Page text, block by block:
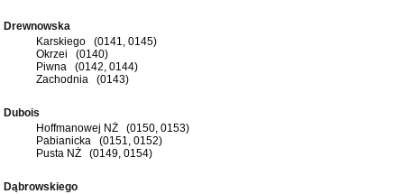
Drewnowska
Karskiego (0141, 0145)
Okrzei (0140)
Piwna (0142, 0144)
Zachodnia (0143)
Dubois
Hoffmanowej NŻ (0150, 0153)
Pabianicka (0151, 0152)
Pusta NŻ (0149, 0154)
Dąbrowskiego